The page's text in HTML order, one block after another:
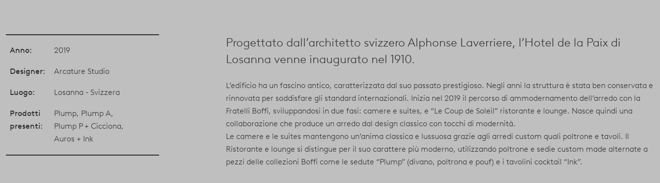
Anno: 2019
Designer: Arcature Studio
Luogo: Losanna - Svizzera
Prodotti
presenti:
Plump, Plump A,
Plump P + Cicciona,
Auros + Ink
Progettato dall’architetto svizzero Alphonse Laverriere, l’Hotel de la Paix di
Losanna venne inaugurato nel 1910.
L’edificio ha un fascino antico, caratterizzata dal suo passato prestigioso. Negli anni la struttura è stata ben conservata e
rinnovata per soddisfare gli standard internazionali. Inizia nel 2019 il percorso di ammodernamento dell’arredo con la
Fratelli Boffi, sviluppandosi in due fasi: camere e suites, e “Le Coup de Soleil” ristorante e lounge. Nasce quindi una
collaborazione che produce un arredo dal design classico con tocchi di modernità.
Le camere e le suites mantengono un’anima classica e lussuosa grazie agli arredi custom quali poltrone e tavoli. Il
Ristorante e lounge si distingue per il suo carattere più moderno, utilizzando poltrone e sedie custom made alternate a
pezzi delle collezioni Boffi come le sedute “Plump” (divano, poltrona e pouf) e i tavolini cocktail “Ink”.